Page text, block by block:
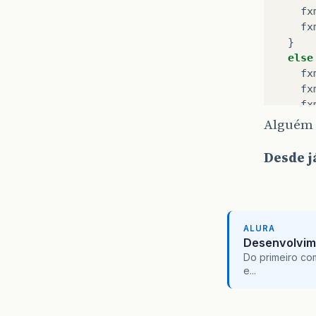
}
else
}
}
Alguém
Desde
ALURA
Do primeiro
e...